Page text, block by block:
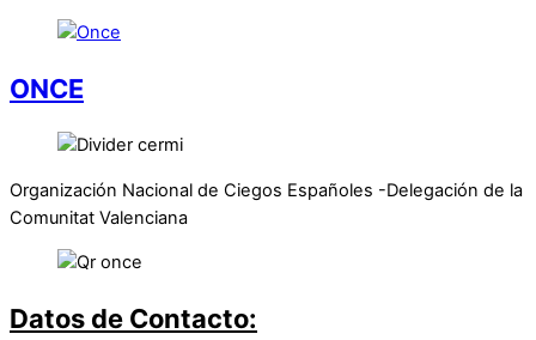
ONCE
Organización Nacional de Ciegos Españoles -Delegación de la
Comunitat Valenciana
Datos de Contacto: